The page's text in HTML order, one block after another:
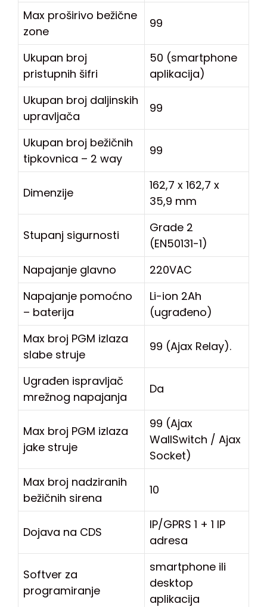
Max proširivo bežične
zone
99
Ukupan broj
pristupnih šifri
50 (smartphone
aplikacija)
Ukupan broj daljinskih
upravljača
99
Ukupan broj bežičnih
tipkovnica – 2 way
99
Dimenzije
162,7 x 162,7 x
35,9 mm
Stupanj sigurnosti
Grade 2
(EN50131-1)
Napajanje glavno
220VAC
Napajanje pomoćno
– baterija
Li-ion 2Ah
(ugrađeno)
Max broj PGM izlaza
slabe struje
99 (Ajax Relay).
Ugrađen ispravljač
mrežnog napajanja
Da
Max broj PGM izlaza
jake struje
99 (Ajax
WallSwitch / Ajax
Socket)
Max broj nadziranih
bežičnih sirena
10
Dojava na CDS
IP/GPRS 1 + 1 IP
adresa
Softver za
programiranje
smartphone ili
desktop
aplikacija